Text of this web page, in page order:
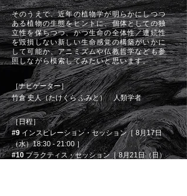
そのうえで、近年の植物学が明らかにしつつ
ある植物の生態をヒントに、個体としての独
立性を保ちつつ、かつ生命の全体性／連続性
を毀損しない新しい生命感覚の構築がいかに
して可能か、アニミズムや仏教哲学なども参
照しながら模索してみたいと思います。
［ナビゲーター］
竹倉 史人（たけくら ふみと） 人類学者
［日程］
#9 インスピレーション・セッション［ 8月17日
（水）18:30 - 21:00 ］
#10 プラクティス・セッション［ 8月21日（日）